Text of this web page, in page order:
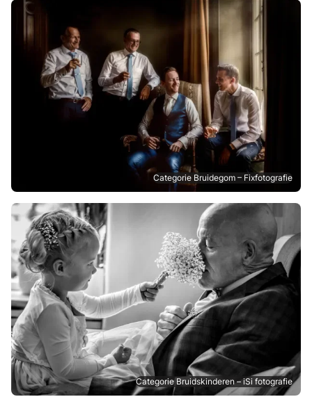
Categorie Bruidegom – Fixfotografie
Categorie Bruidskinderen – iSi fotografie